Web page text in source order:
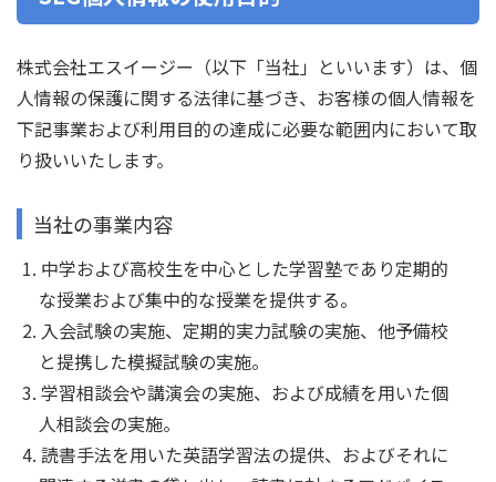
株式会社エスイージー（以下「当社」といいます）は、個
人情報の保護に関する法律に基づき、お客様の個人情報を
下記事業および利用目的の達成に必要な範囲内において取
り扱いいたします。
当社の事業内容
中学および高校生を中心とした学習塾であり定期的
な授業および集中的な授業を提供する。
入会試験の実施、定期的実力試験の実施、他予備校
と提携した模擬試験の実施。
学習相談会や講演会の実施、および成績を用いた個
人相談会の実施。
読書手法を用いた英語学習法の提供、およびそれに